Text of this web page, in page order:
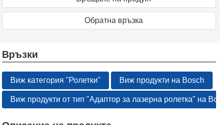
Oбратна връзка
Връзки
Виж категория "Ролетки" Виж продукти на Bosch
Виж продукти от тип "Адаптор за лазерна ролетка" на